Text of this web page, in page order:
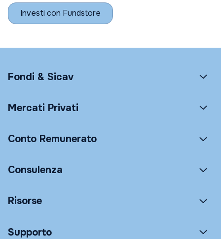
Investi con Fundstore
Fondi & Sicav
Mercati Privati
Conto Remunerato
Consulenza
Risorse
Supporto